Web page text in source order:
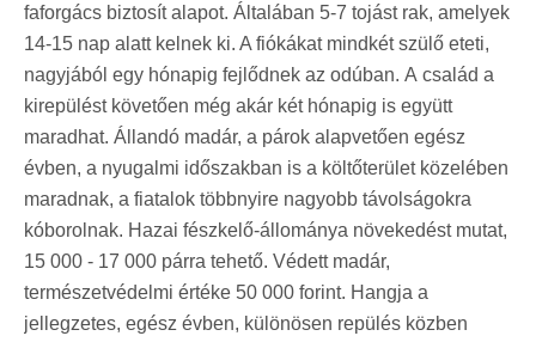
faforgács biztosít alapot. Általában 5-7 tojást rak, amelyek
14-15 nap alatt kelnek ki. A fiókákat mindkét szülő eteti,
nagyjából egy hónapig fejlődnek az odúban. A család a
kirepülést követően még akár két hónapig is együtt
maradhat. Állandó madár, a párok alapvetően egész
évben, a nyugalmi időszakban is a költőterület közelében
maradnak, a fiatalok többnyire nagyobb távolságokra
kóborolnak. Hazai fészkelő-állománya növekedést mutat,
15 000 - 17 000 párra tehető. Védett madár,
természetvédelmi értéke 50 000 forint. Hangja a
jellegzetes, egész évben, különösen repülés közben